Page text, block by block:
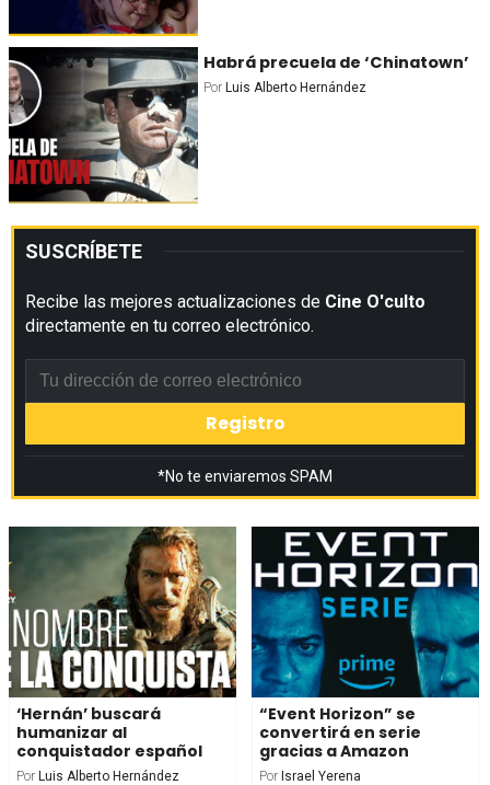
Habrá precuela de ‘Chinatown’
Por Luis Alberto Hernández
SUSCRÍBETE
Recibe las mejores actualizaciones de Cine O'culto
directamente en tu correo electrónico.
*No te enviaremos SPAM
‘Hernán’ buscará
humanizar al
conquistador español
Por Luis Alberto Hernández
“Event Horizon” se
convertirá en serie
gracias a Amazon
Por Israel Yerena